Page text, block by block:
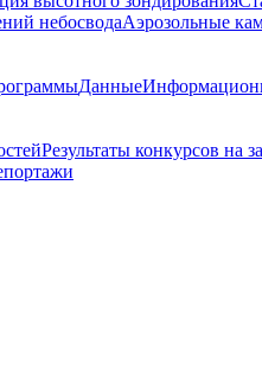
небосводаАэрозольные
Данные
Результаты конкурсов на